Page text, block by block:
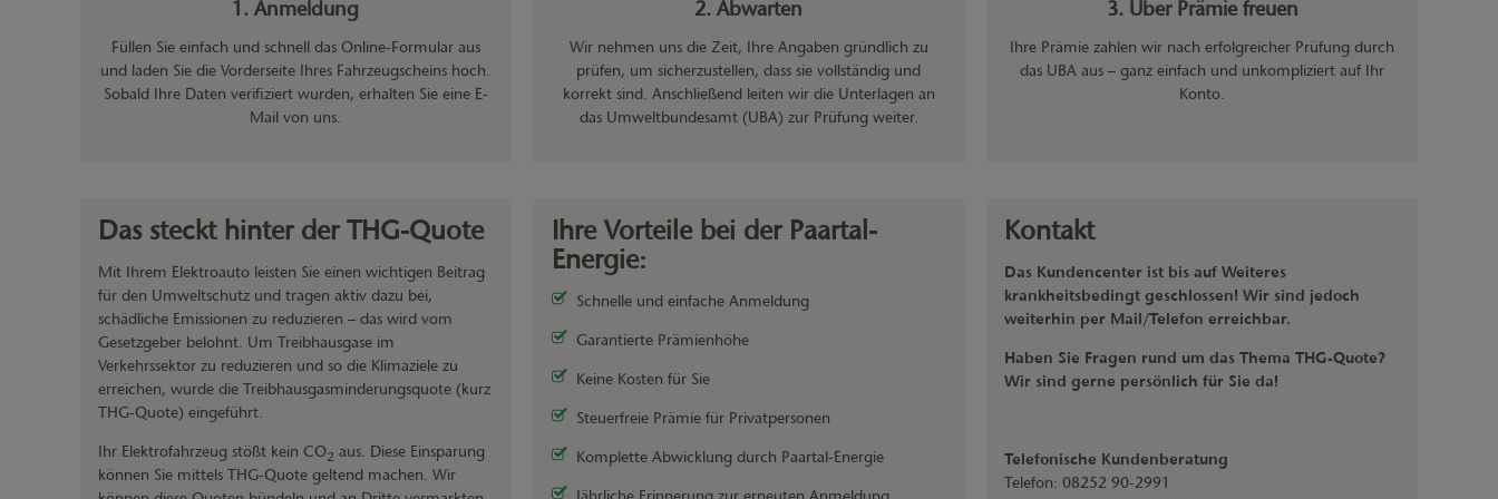
1. Anmeldung
Füllen Sie einfach und schnell das Online-Formular aus
und laden Sie die Vorderseite Ihres Fahrzeugscheins hoch.
Sobald Ihre Daten verifiziert wurden, erhalten Sie eine E-
Mail von uns.
2. Abwarten
Wir nehmen uns die Zeit, Ihre Angaben gründlich zu
prüfen, um sicherzustellen, dass sie vollständig und
korrekt sind. Anschließend leiten wir die Unterlagen an
das Umweltbundesamt (UBA) zur Prüfung weiter.
3. Über Prämie freuen
Ihre Prämie zahlen wir nach erfolgreicher Prüfung durch
das UBA aus – ganz einfach und unkompliziert auf Ihr
Konto.
Das steckt hinter der THG-Quote
Mit Ihrem Elektroauto leisten Sie einen wichtigen Beitrag
für den Umweltschutz und tragen aktiv dazu bei,
schädliche Emissionen zu reduzieren – das wird vom
Gesetzgeber belohnt. Um Treibhausgase im
Verkehrssektor zu reduzieren und so die Klimaziele zu
erreichen, wurde die Treibhausgasminderungsquote (kurz
THG-Quote) eingeführt.
Ihr Elektrofahrzeug stößt kein CO2 aus. Diese Einsparung
können Sie mittels THG-Quote geltend machen. Wir
Ihre Vorteile bei der Paartal-
Energie:
Schnelle und einfache Anmeldung
Garantierte Prämienhöhe
Keine Kosten für Sie
Steuerfreie Prämie für Privatpersonen
Komplette Abwicklung durch Paartal-Energie
Kontakt
Das Kundencenter ist bis auf Weiteres
krankheitsbedingt geschlossen! Wir sind jedoch
weiterhin per Mail/Telefon erreichbar.
Haben Sie Fragen rund um das Thema THG-Quote?
Wir sind gerne persönlich für Sie da!
Telefonische Kundenberatung
Telefon: 08252 90-2991